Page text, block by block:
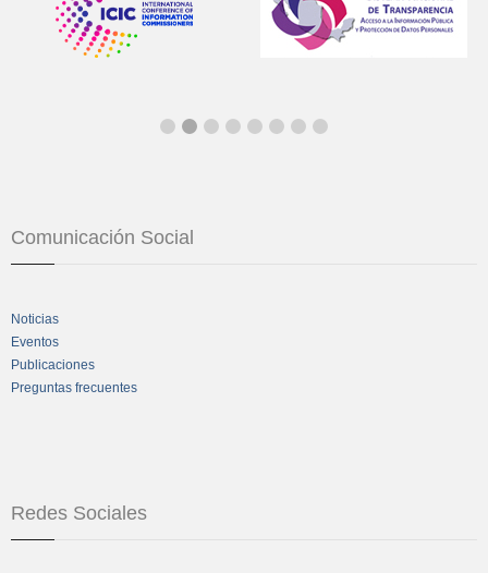
Comunicación Social
Noticias
Eventos
Publicaciones
Preguntas frecuentes
Redes Sociales